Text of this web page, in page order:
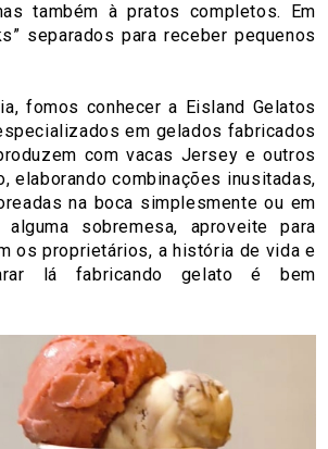
também à pratos completos. Em
separados para receber pequenos
fomos conhecer a Eisland Gelatos
em gelados fabricados
com vacas Jersey e outros
elaborando combinações inusitadas,
na boca simplesmente ou em
alguma sobremesa, aproveite para
os proprietários, a história de vida e
lá fabricando gelato é bem